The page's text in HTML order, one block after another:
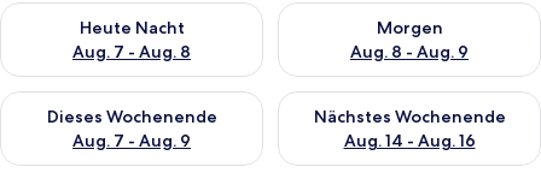
Heute Nacht
Aug. 7 - Aug. 8
Überprüfe die Verfügbarkeit für heute Nacht, Aug. 7 - Aug. 8.
Morgen
Aug. 8 - Aug. 9
Überprüfe die Verfügbarkeit
Dieses Wochenende
Aug. 7 - Aug. 9
Überprüfe die Verfügbarkeit für dieses Wochenende, Aug. 7
Nächstes Wochenende
Aug. 14 - Aug. 16
Überprüfe die Verfügbarkeit